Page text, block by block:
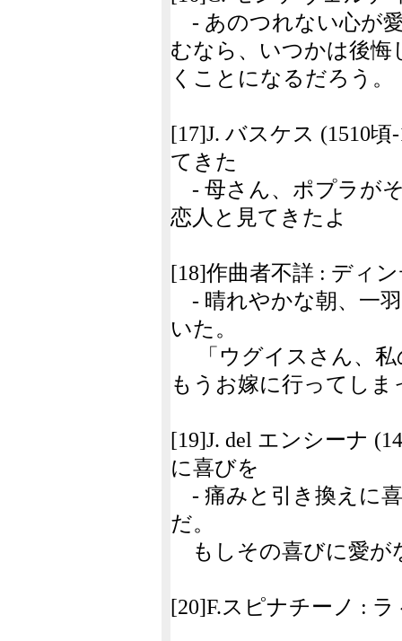
- あのつれない心が
むなら、いつかは後悔
くことになるだろう。
[17]J. バスケス (1510
てきた
- 母さん、ポプラが
恋人と見てきたよ
[18]作曲者不詳 : ディ
- 晴れやかな朝、一
いた。
「ウグイスさん、私
もうお嫁に行ってしま
[19]J. del エンシーナ
に喜びを
- 痛みと引き換えに
だ。
もしその喜びに愛が
[20]F.スピナチーノ :